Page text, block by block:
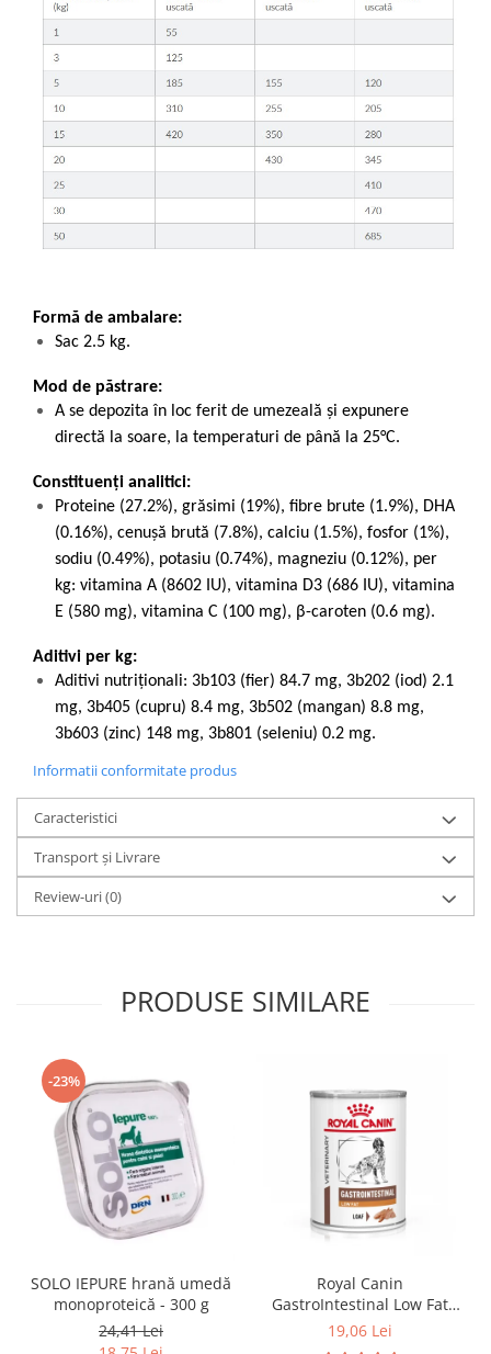
Formă de ambalare:
Sac 2.5 kg.
Mod de păstrare:
A se depozita în loc ferit de umezeală și expunere
directă la soare, la temperaturi de până la 25°C.
Constituenți analitici:
Proteine (27.2%), grăsimi (19%), fibre brute (1.9%), DHA
(0.16%), cenușă brută (7.8%), calciu (1.5%), fosfor (1%),
sodiu (0.49%), potasiu (0.74%), magneziu (0.12%), per
kg: vitamina A (8602 IU), vitamina D3 (686 IU), vitamina
E (580 mg), vitamina C (100 mg), β-caroten (0.6 mg).
Aditivi per kg:
Aditivi nutriţionali: 3b103 (fier) 84.7 mg, 3b202 (iod) 2.1
mg, 3b405 (cupru) 8.4 mg, 3b502 (mangan) 8.8 mg,
3b603 (zinc) 148 mg, 3b801 (seleniu) 0.2 mg.
Informatii conformitate produs
Caracteristici
Transport și Livrare
Review-uri(0)
PRODUSE SIMILARE
-23%
SOLO IEPURE hrană umedă
monoproteică - 300 g
24,41 Lei
Royal Canin
GastroIntestinal Low Fat
Dog– 420 g
19,06 Lei